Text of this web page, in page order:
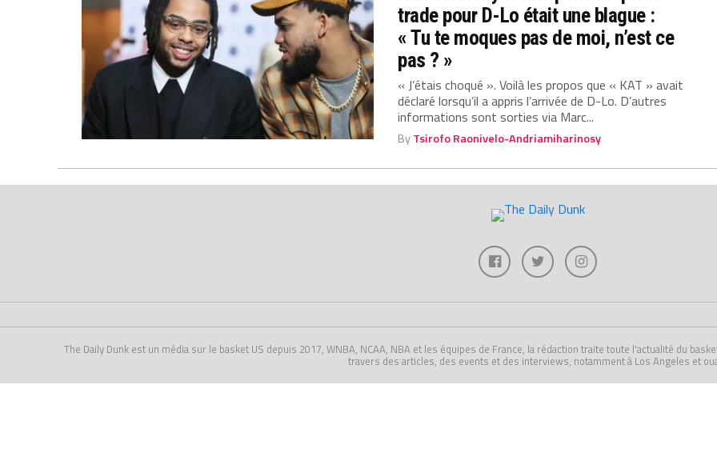
trade pour D-Lo était une blague :
« Tu te moques pas de moi, n’est ce
pas ? »
« J’étais choqué ». Voilà les propos que « KAT » avait
déclaré lorsqu’il a appris l’arrivée de D-Lo. D’autres
informations sont sorties via Marc...
ByTsirofo Raonivelo-Andriamiharinosy
The Daily Dunk est un média sur le basket US depuis 2017, WNBA, NCAA, NBA et les équipes de France, la rédaction traite toute l'actualité du
travers des articles, des events et des interviews, notamment à Los Angeles et